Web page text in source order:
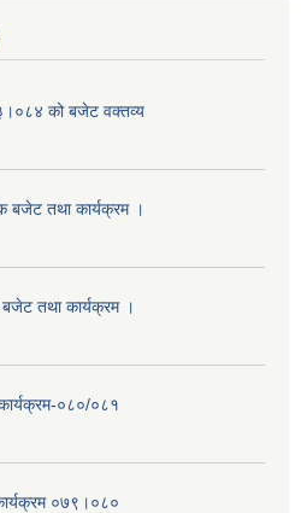
को बजेट वक्तव्य
बजेट तथा कार्यक्रम ।
बजेट तथा कार्यक्रम ।
कार्यक्रम-०८०/०८१
०७९।०८०